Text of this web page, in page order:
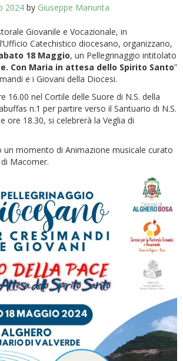
2024 by Giuseppe Manunta
Giovanile e Vocazionale, in
Catechistico diocesano, organizzano,
18 Maggio, un Pellegrinaggio intitolato
Con Maria in attesa dello Spirito Santo”
e i Giovani della Diocesi.
16.00 nel Cortile delle Suore di N.S. della
n.1 per partire verso il Santuario di N.S.
ore 18.30, si celebrerà la Veglia di
un momento di Animazione musicale curato
di Macomer.